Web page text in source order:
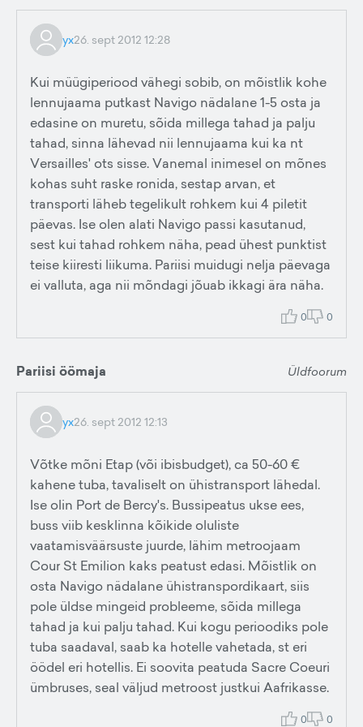
yx26. sept 2012 12:28
Kui müügiperiood vähegi sobib, on mõistlik kohe
lennujaama putkast Navigo nädalane 1-5 osta ja
edasine on muretu, sõida millega tahad ja palju
tahad, sinna lähevad nii lennujaama kui ka nt
Versailles' ots sisse. Vanemal inimesel on mõnes
kohas suht raske ronida, sestap arvan, et
transporti läheb tegelikult rohkem kui 4 piletit
päevas. Ise olen alati Navigo passi kasutanud,
sest kui tahad rohkem näha, pead ühest punktist
teise kiiresti liikuma. Pariisi muidugi nelja päevaga
ei valluta, aga nii mõndagi jõuab ikkagi ära näha.
0 0
Pariisi öömaja Üldfoorum
yx26. sept 2012 12:13
Võtke mõni Etap (või ibisbudget), ca 50-60 €
kahene tuba, tavaliselt on ühistransport lähedal.
Ise olin Port de Bercy's. Bussipeatus ukse ees,
buss viib kesklinna kõikide oluliste
vaatamisväärsuste juurde, lähim metroojaam
Cour St Emilion kaks peatust edasi. Mõistlik on
osta Navigo nädalane ühistranspordikaart, siis
pole üldse mingeid probleeme, sõida millega
tahad ja kui palju tahad. Kui kogu perioodiks pole
tuba saadaval, saab ka hotelle vahetada, st eri
öödel eri hotellis. Ei soovita peatuda Sacre Coeuri
ümbruses, seal väljud metroost justkui Aafrikasse.
0 0